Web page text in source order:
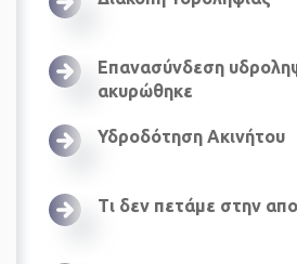
Επανασύνδεση
ακυρώθηκε
Υδροδότηση Ακινήτου
Τι δεν πετάμε στην